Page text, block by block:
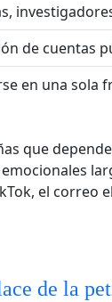
de cuentas
en una sola
que
el correo
de la